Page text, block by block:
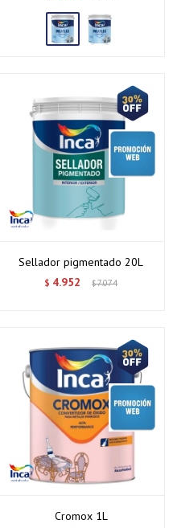
Sellador pigmentado 20L
$ 4.952 $7.074
Cromox 1L